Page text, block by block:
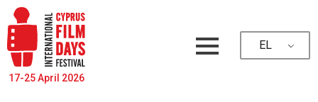
17-25 April 2026
EL